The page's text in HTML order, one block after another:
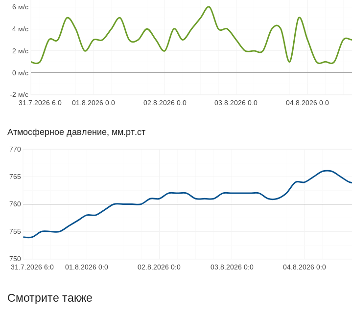
01.8.2026 0:0 02.8.2026 0:0 03.8.2026 0:0 04.8.2026 0:0
31.7.2026 6:0
-2 м/с
0 м/с
2 м/с
4 м/с
6 м/с
Атмосферное давление, мм.рт.ст
01.8.2026 0:0 02.8.2026 0:0 03.8.2026 0:0 04.8.2026 0:0
31.7.2026 6:0
750
755
760
765
770
Смотрите также